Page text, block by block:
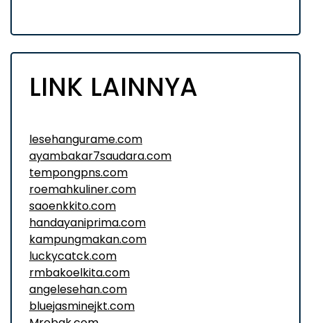
LINK LAINNYA
lesehangurame.com
ayambakar7saudara.com
tempongpns.com
roemahkuliner.com
saoenkkito.com
handayaniprima.com
kampungmakan.com
luckycatck.com
rmbakoelkita.com
angelesehan.com
bluejasminejkt.com